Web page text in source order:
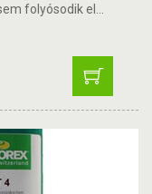
folyósodik el...